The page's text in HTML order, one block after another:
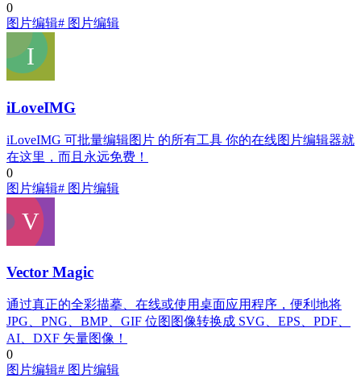
0
图片编辑# 图片编辑
iLoveIMG
iLoveIMG 可批量编辑图片 的所有工具 你的在线图片编辑器就
在这里，而且永远免费！
0
图片编辑# 图片编辑
Vector Magic
通过真正的全彩描摹、在线或使用桌面应用程序，便利地将
JPG、PNG、BMP、GIF 位图图像转换成 SVG、EPS、PDF、
AI、DXF 矢量图像！
0
图片编辑# 图片编辑